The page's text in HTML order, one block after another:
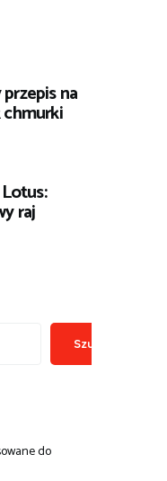
na
chmurki
raj
Szukaj
do